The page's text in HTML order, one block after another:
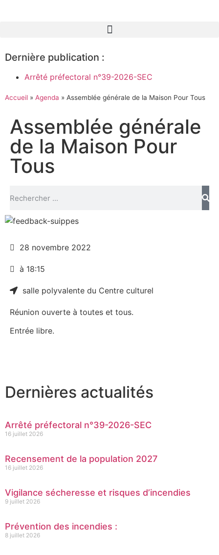
Dernière publication :
Arrêté préfectoral n°39-2026-SEC
Accueil » Agenda » Assemblée générale de la Maison Pour Tous
Assemblée générale
de la Maison Pour
Tous
Réunion ouverte à toutes et tous.
Entrée libre.
28 novembre 2022
à 18:15
salle polyvalente du Centre culturel
Dernières actualités
Arrêté préfectoral n°39-2026-SEC
16 juillet 2026
Recensement de la population 2027
16 juillet 2026
Vigilance sécheresse et risques d’incendies
9 juillet 2026
Prévention des incendies :
8 juillet 2026